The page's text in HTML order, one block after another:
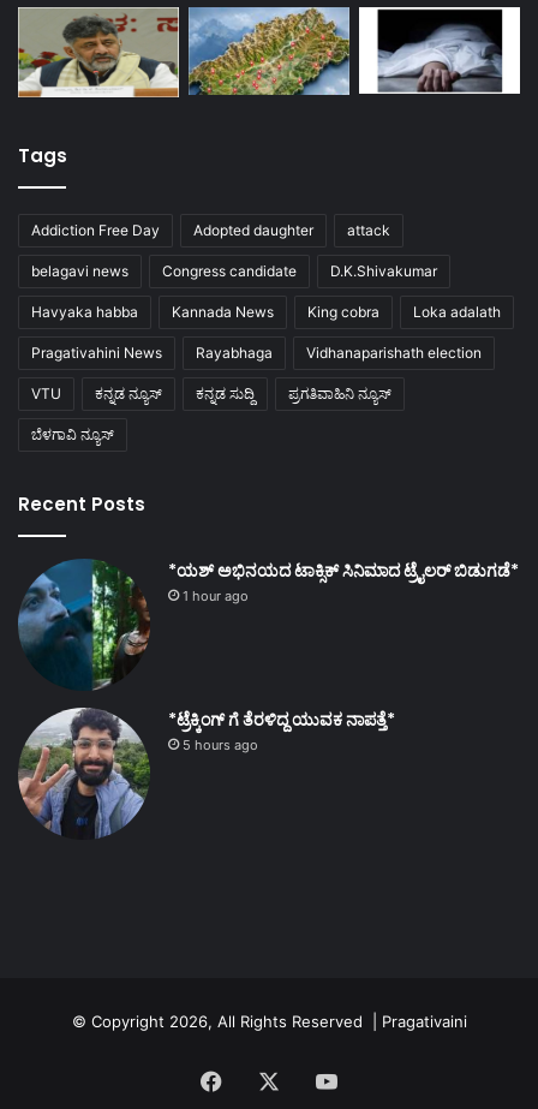
Tags
Addiction Free Day Adopted daughter attack
belagavi news Congress candidate D.K.Shivakumar
Havyaka habba Kannada News King cobra Loka adalath
Pragativahini News Rayabhaga Vidhanaparishath election
VTU ಕನ್ನಡ ನ್ಯೂಸ್ ಕನ್ನಡ ಸುದ್ದಿ ಪ್ರಗತಿವಾಹಿನಿ ನ್ಯೂಸ್
ಬೆಳಗಾವಿ ನ್ಯೂಸ್
Recent Posts
*ಯಶ್ ಅಭಿನಯದ ಟಾಕ್ಸಿಕ್ ಸಿನಿಮಾದ ಟ್ರೈಲರ್ ಬಿಡುಗಡೆ*
1 hour ago
*ಟ್ರೆಕ್ಕಿಂಗ್ ಗೆ ತೆರಳಿದ್ದ ಯುವಕ ನಾಪತ್ತೆ*
5 hours ago
© Copyright 2026, All Rights Reserved | Pragativaini
Facebook YouTube